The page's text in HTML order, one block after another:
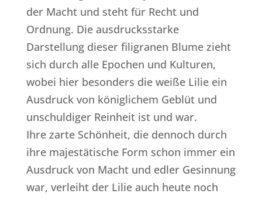
der Macht und steht für Recht und
Ordnung. Die ausdrucksstarke
Darstellung dieser filigranen Blume zieht
sich durch alle Epochen und Kulturen,
wobei hier besonders die weiße Lilie ein
Ausdruck von königlichem Geblüt und
unschuldiger Reinheit ist und war.
Ihre zarte Schönheit, die dennoch durch
ihre majestätische Form schon immer ein
Ausdruck von Macht und edler Gesinnung
war, verleiht der Lilie auch heute noch